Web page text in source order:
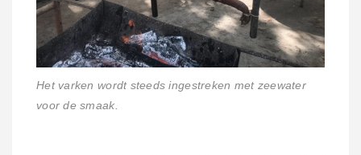
Het varken wordt steeds ingestreken met zeewater
voor de smaak.